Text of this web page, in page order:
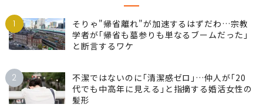
1
そりゃ"帰省離れ"が加速するはずだわ…宗教
学者が｢帰省も墓参りも単なるブームだった｣
と断言するワケ
2
不潔ではないのに｢清潔感ゼロ｣…仲人が｢20
代でも中高年に見える｣と指摘する婚活女性の
髪形